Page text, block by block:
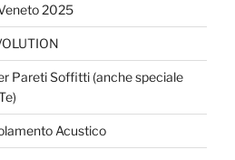
2025
Pareti Soffitti (anche speciale
Acustico